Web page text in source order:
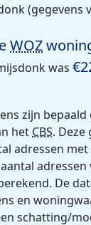
(gegevens
WOZ
was
zijn bepaald
het CBS. Deze
adressen
adressen
De
en
schatting/